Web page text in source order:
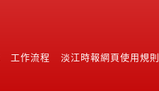
工作流程 淡江時報網頁使用規則